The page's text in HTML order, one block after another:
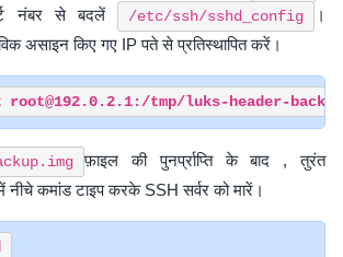
नंबर से बदलें
/etc/ssh/sshd_config ।
असाइन किए गए IP पते से प्रतिस्थापित करें।
फ़ाइल की पुनर्प्राप्ति के बाद , तुरंत
नीचे कमांड टाइप करके SSH सर्वर को मारें।